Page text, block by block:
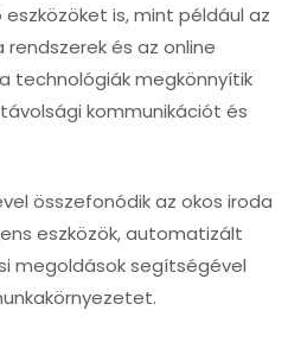
is, mint például az
és az online
technológiák megkönnyítik
kommunikációt és
összefonódik az okos iroda
eszközök, automatizált
megoldások segítségével